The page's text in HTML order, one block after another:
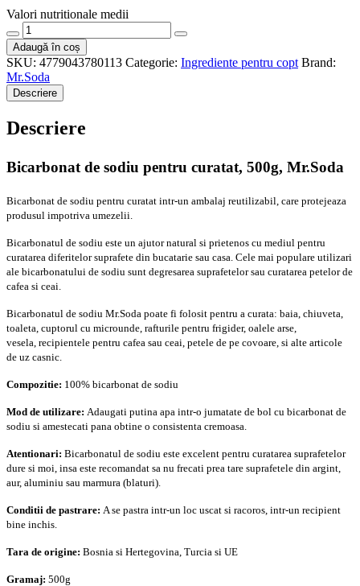
Valori nutritionale medii
Cantitate
Bicarbonat
de
sodiu
pentru
curatat
Mr.
Adaugă în coș
SKU: 4779043780113 Categorie: Ingrediente pentru copt Brand:
Mr.Soda
Descriere
Descriere
Bicarbonat de sodiu pentru curatat, 500g, Mr.Soda
Bicarbonat de sodiu pentru curatat intr-un ambalaj reutilizabil, care protejeaza
produsul impotriva umezelii.
Bicarbonatul de sodiu este un ajutor natural si prietenos cu mediul pentru
curatarea diferitelor suprafete din bucatarie sau casa. Cele mai populare utilizari
ale bicarbonatului de sodiu sunt degresarea suprafetelor sau curatarea petelor de
cafea si ceai.
Bicarbonatul de sodiu Mr.Soda poate fi folosit pentru a curata: baia, chiuveta,
toaleta, cuptorul cu microunde, rafturile pentru frigider, oalele arse,
vesela, recipientele pentru cafea sau ceai, petele de pe covoare, si alte articole
de uz casnic.
Compozitie: 100% bicarbonat de sodiu
Mod de utilizare: Adaugati putina apa intr-o jumatate de bol cu bicarbonat de
sodiu si amestecati pana obtine o consistenta cremoasa.
Atentionari: Bicarbonatul de sodiu este excelent pentru curatarea suprafetelor
dure si moi, insa este recomandat sa nu frecati prea tare suprafetele din argint,
aur, aluminiu sau marmura (blaturi).
Conditii de pastrare: A se pastra intr-un loc uscat si racoros, intr-un recipient
bine inchis.
Tara de origine: Bosnia si Hertegovina, Turcia si UE
Gramaj: 500g